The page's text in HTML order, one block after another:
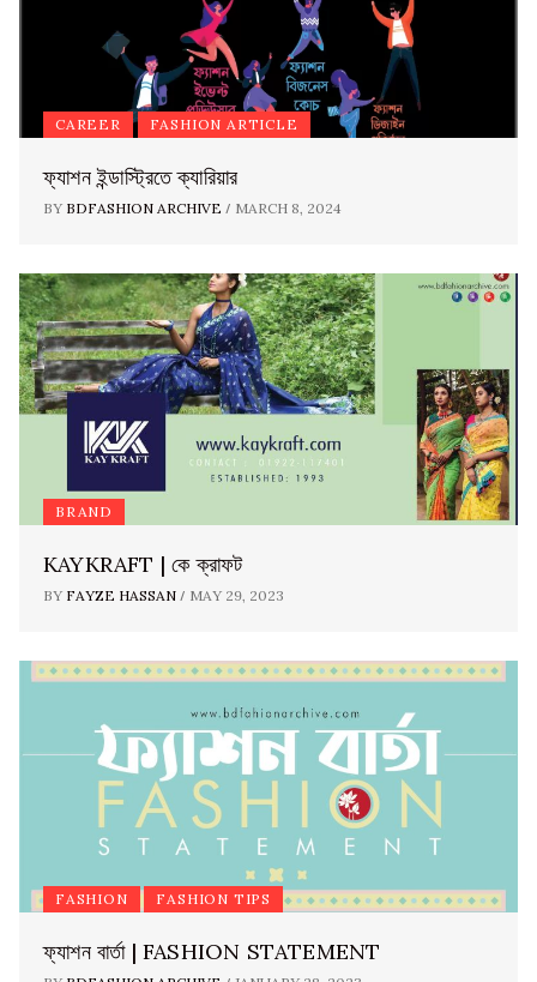
CAREER FASHION ARTICLE
ফ্যাশন ইন্ডাস্ট্রিতে ক্যারিয়ার
BY BDFASHION ARCHIVE / MARCH 8, 2024
BRAND
KAYKRAFT | কে ক্রাফট
BY FAYZE HASSAN / MAY 29, 2023
FASHION FASHION TIPS
ফ্যাশন বার্তা | FASHION STATEMENT